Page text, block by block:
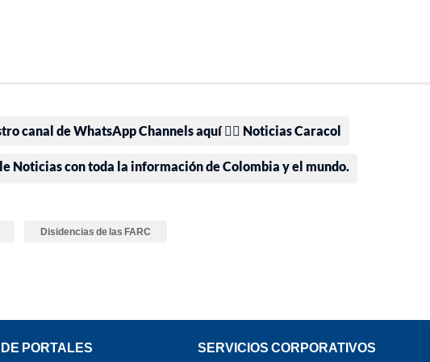
canal de WhatsApp Channels aquí 👉🏻 Noticias Caracol
Noticias con toda la información de Colombia y el mundo.
Disidencias de las FARC
PORTALES SERVICIOS CORPORATIVOS